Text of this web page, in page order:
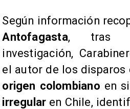
Según información
Antofagasta, tras
investigación,
el autor de los disparos
origen colombiano en
irregular en Chile,